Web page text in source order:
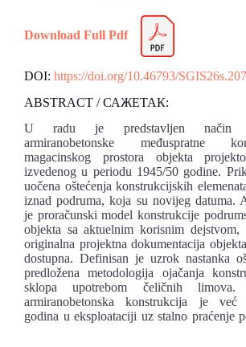
Download Full Pdf
DOI: https://doi.org/10.46793/
ABSTRACT / САЖЕТАК:
U radu je predstavljen način
armiranobetonske međuspratne
magacinskog prostora objekta
izvedenog u periodu 1945/50 godine.
uočena oštećenja konstrukcijskih
iznad podruma, koja su novijeg datuma.
je proračunski model konstrukcije
objekta sa aktuelnim korisnim dejstvom,
originalna projektna dokumentacija
dostupna. Definisan je uzrok nastanka
predložena metodologija ojačanja
sklopa upotrebom čeličnih limova.
armiranobetonska konstrukcija je već
godina u eksploataciji uz stalno praćenje